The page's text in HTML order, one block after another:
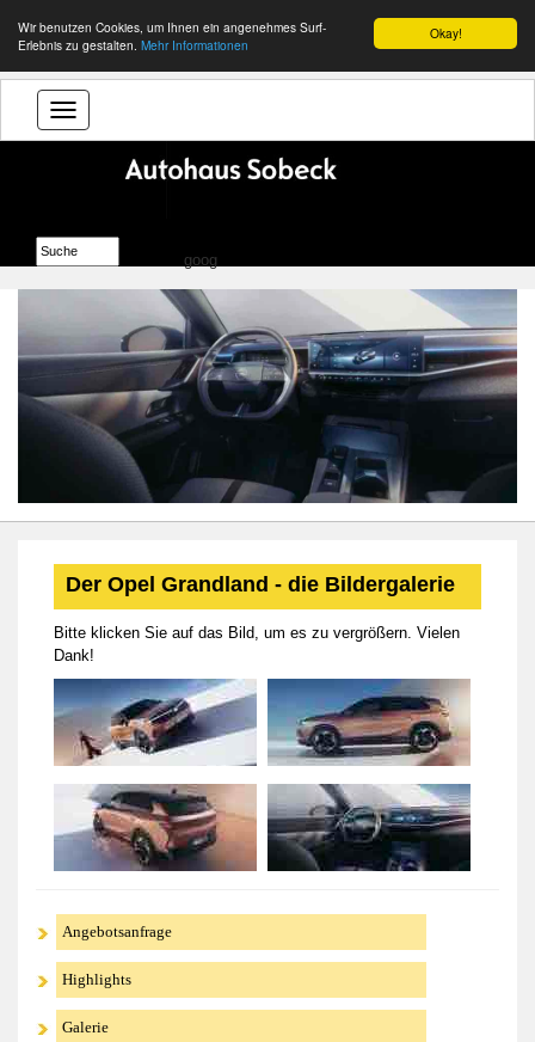
Okay!
Wir benutzen Cookies, um Ihnen ein angenehmes Surf-
Erlebnis zu gestalten. Mehr Informationen
goog
Der Opel Grandland - die Bildergalerie
Bitte klicken Sie auf das Bild, um es zu vergrößern. Vielen
Dank!
Angebotsanfrage
Highlights
Galerie